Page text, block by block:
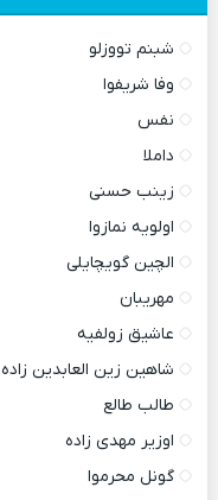
شبنم تووزلو
وفا شریفوا
نفس
داملا
زینب حسنی
اولویه نمازوا
الچین گویچایلی
مهریبان
عاشیق زولفیه
شاهین زین العابدین زاده
طالب طالع
اوزیر مهدی زاده
گونل محرموا